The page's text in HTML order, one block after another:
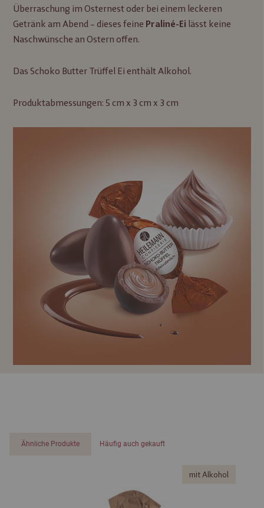
Überraschung im Osternest oder bei einem leckeren
Getränk am Abend – dieses feine Praliné-Ei lässt keine
Naschwünsche an Ostern offen.
Das Schoko Butter Trüffel Ei enthält Alkohol.
Produktabmessungen: 5 cm x 3 cm x 3 cm
Ähnliche Produkte Häufig auch gekauft
mit Alkohol